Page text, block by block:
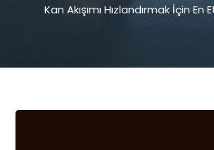
Kan Akışımı Hızlandırmak İçin En